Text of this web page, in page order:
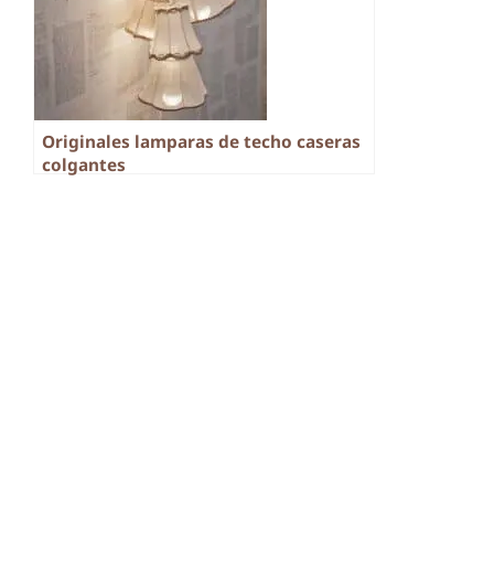
Originales lamparas de techo caseras
colgantes